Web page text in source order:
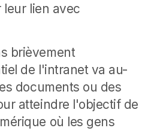
lien avec
brièvement
de l'intranet va au-
documents ou des
atteindre l'objectif de
où les gens